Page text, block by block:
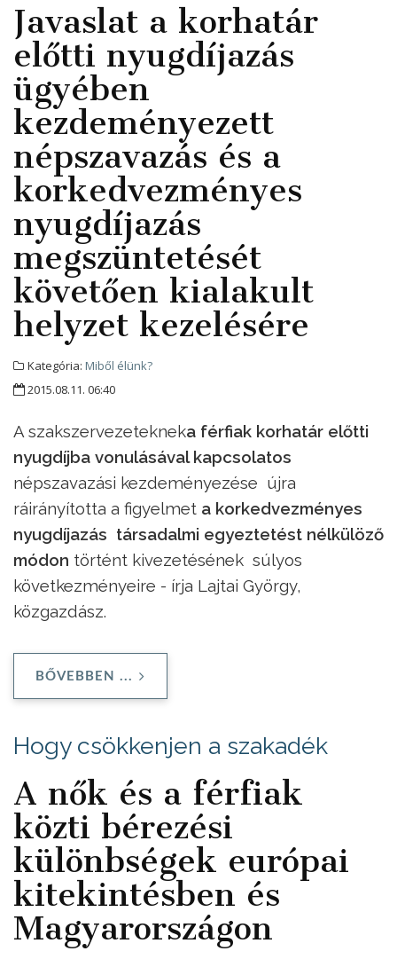
Javaslat a korhatár
előtti nyugdíjazás
ügyében
kezdeményezett
népszavazás és a
korkedvezményes
nyugdíjazás
megszüntetését
követően kialakult
helyzet kezelésére
Kategória: Miből élünk?
2015.08.11. 06:40
A szakszervezetekneka férfiak korhatár előtti
nyugdíjba vonulásával kapcsolatos
népszavazási kezdeményezése újra
ráirányította a figyelmet a korkedvezményes
nyugdíjazás társadalmi egyeztetést nélkülöző
módon történt kivezetésének súlyos
következményeire - írja Lajtai György,
közgazdász.
BŐVEBBEN ...
Hogy csökkenjen a szakadék
A nők és a férfiak
közti bérezési
különbségek európai
kitekintésben és
Magyarországon